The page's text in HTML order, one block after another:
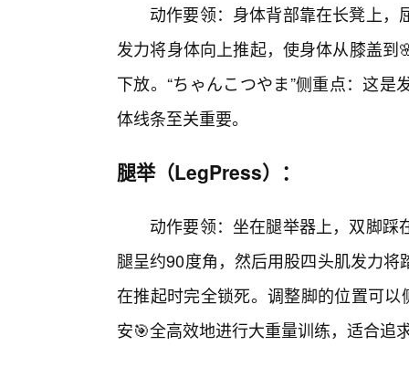
动作要领：身体背部靠在长凳上
发力将身体向上推起，使身体从膝盖
下放。“ちゃんこつやま”侧重点：这
体线条至关重要。
腿举（LegPress）：
动作要领：坐在腿举器上，双脚
腿呈约90度角，然后用股四头肌发力
在推起时完全锁死。调整脚的位置可
安🎯全高效地进行大重量训练，适合追